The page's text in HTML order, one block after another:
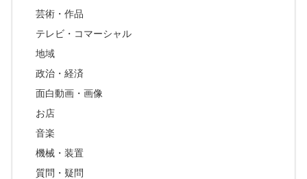
芸術・作品
テレビ・コマーシャル
地域
政治・経済
面白動画・画像
お店
音楽
機械・装置
質問・疑問